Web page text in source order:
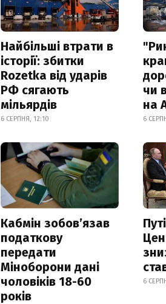
Найбільші втрати в
історії: збитки
Rozetka від ударів
РФ сягають
мільярдів
6 СЕРПНЯ, 12:10
чи
на
6
Кабмін зобовʼязав
податкову
передати
Міноборони дані
чоловіків 18-60
років
6